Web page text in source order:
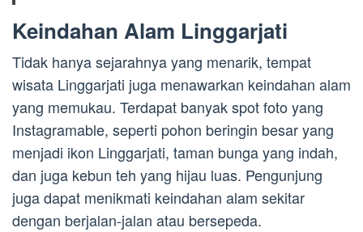
Keindahan Alam Linggarjati
Tidak hanya sejarahnya yang menarik, tempat
wisata Linggarjati juga menawarkan keindahan alam
yang memukau. Terdapat banyak spot foto yang
Instagramable, seperti pohon beringin besar yang
menjadi ikon Linggarjati, taman bunga yang indah,
dan juga kebun teh yang hijau luas. Pengunjung
juga dapat menikmati keindahan alam sekitar
dengan berjalan-jalan atau bersepeda.